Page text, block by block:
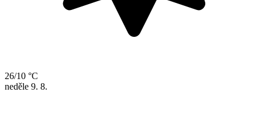
26/10 °C
neděle 9. 8.